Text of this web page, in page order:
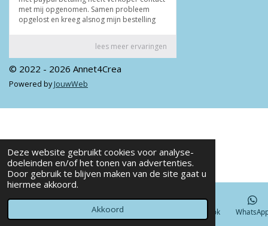
Deze website gebruikt cookies voor analyse-
doeleinden en/of het tonen van advertenties.
Door gebruik te blijven maken van de site gaat u
hiermee akkoord.
Akkoord
© 2022 - 2026 Annet4Crea
Powered by JouwWeb
Telefoonnummer Facebook